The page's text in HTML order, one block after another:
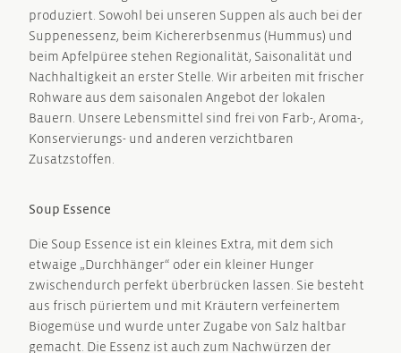
produziert. Sowohl bei unseren Suppen als auch bei der
Suppenessenz, beim Kichererbsenmus (Hummus) und
beim Apfelpüree stehen Regionalität, Saisonalität und
Nachhaltigkeit an erster Stelle. Wir arbeiten mit frischer
Rohware aus dem saisonalen Angebot der lokalen
Bauern. Unsere Lebensmittel sind frei von Farb-, Aroma-,
Konservierungs- und anderen verzichtbaren
Zusatzstoffen.
Soup Essence
Die Soup Essence ist ein kleines Extra, mit dem sich
etwaige „Durchhänger“ oder ein kleiner Hunger
zwischendurch perfekt überbrücken lassen. Sie besteht
aus frisch püriertem und mit Kräutern verfeinertem
Biogemüse und wurde unter Zugabe von Salz haltbar
gemacht. Die Essenz ist auch zum Nachwürzen der